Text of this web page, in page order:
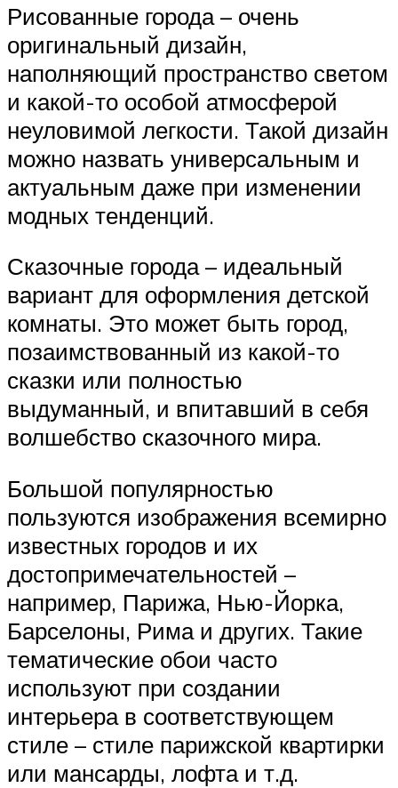
Рисованные города – очень
оригинальный дизайн,
наполняющий пространство светом
и какой-то особой атмосферой
неуловимой легкости. Такой дизайн
можно назвать универсальным и
актуальным даже при изменении
модных тенденций.
Сказочные города – идеальный
вариант для оформления детской
комнаты. Это может быть город,
позаимствованный из какой-то
сказки или полностью
выдуманный, и впитавший в себя
волшебство сказочного мира.
Большой популярностью
пользуются изображения всемирно
известных городов и их
достопримечательностей –
например, Парижа, Нью-Йорка,
Барселоны, Рима и других. Такие
тематические обои часто
используют при создании
интерьера в соответствующем
стиле – стиле парижской квартирки
или мансарды, лофта и т.д.